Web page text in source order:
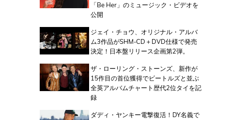
「Be Her」のミュージック・ビデオを
公開
ジェイ・チョウ、オリジナル・アルバ
ム3作品がSHM-CD＋DVD仕様で発売
決定！日本盤リリース企画第2弾。
ザ・ローリング・ストーンズ、新作が
15作目の首位獲得でビートルズと並ぶ
全英アルバムチャート歴代2位タイを記
録
ダディ・ヤンキー電撃復活！DY名義で